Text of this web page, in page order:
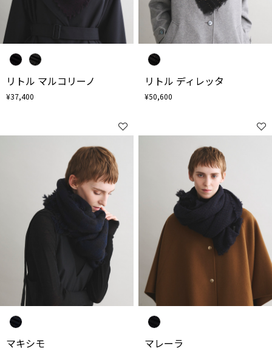
リトル マルコリーノ
¥37,400
リトル ディレッタ
¥50,600
マキシモ マレーラ